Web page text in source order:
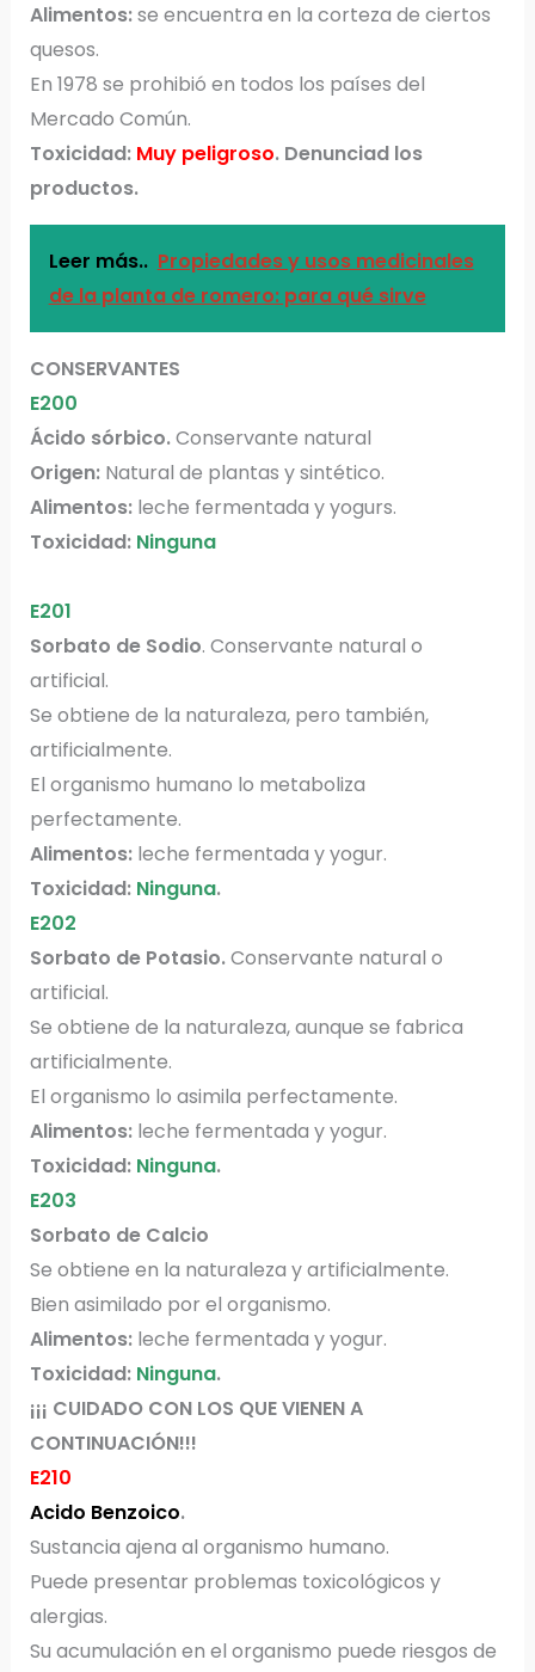
Alimentos:se encuentra en la corteza de ciertos
quesos.
En 1978 se prohibió en todos los países del
Mercado Común.
Toxicidad: Muy peligroso. Denunciad los
productos.
Leer más.. Propiedades y usos medicinales
de la planta de romero: para qué sirve
CONSERVANTES
E200
Ácido sórbico.Conservante natural
Origen:Natural de plantas y sintético.
Alimentos:leche fermentada y yogurs.
Toxicidad: Ninguna
E201
Sorbato de Sodio. Conservante natural o
artificial.
Se obtiene de la naturaleza, pero también,
artificialmente.
El organismo humano lo metaboliza
perfectamente.
Alimentos:leche fermentada y yogur.
Toxicidad: Ninguna.
E202
Sorbato de Potasio.Conservante natural o
artificial.
Se obtiene de la naturaleza, aunque se fabrica
artificialmente.
El organismo lo asimila perfectamente.
Alimentos:leche fermentada y yogur.
Toxicidad: Ninguna.
E203
Sorbato de Calcio
Se obtiene en la naturaleza y artificialmente.
Bien asimilado por el organismo.
Alimentos:leche fermentada y yogur.
Toxicidad: Ninguna.
¡¡¡ CUIDADO CON LOS QUE VIENEN A
CONTINUACIÓN!!!
E210
Acido Benzoico.
Sustancia ajena al organismo humano.
Puede presentar problemas toxicológicos y
alergias.
Su acumulación en el organismo puede riesgos de